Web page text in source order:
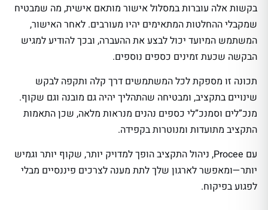
בקשות אלה עוברות במסלול אישור מותאם אישית, מה שמבטיח
שמקבלי ההחלטות המתאימים יהיו מעורבים. לאחר האישור,
המשתמש המיועד יכול לבצע את ההעברה, ובכך להודיע למגיש
הבקשה שכעת זמינים כספים נוספים.
תכונה זו מספקת לכל המשתמשים דרך קלה ותקפה לבקש
שינויים בתקציב, ומבטיחה שהתהליך יהיה גם מובנה וגם שקוף.
מנכ”לים וסמנכ”לי כספים נהנים מנראות מלאה, שכן התאמות
התקציב מתועדות ומנוטרות בקפידה.
עם Procee, ניהול התקציב הופך למדויק יותר, שקוף יותר וגמיש
יותר—ומאפשר לארגון שלך לתת מענה לצרכים פיננסיים מבלי
לפגוע בפיקוח.